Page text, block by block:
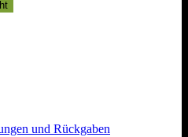
und Rückgaben